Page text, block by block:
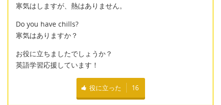
寒気はしますが、熱はありません。
Do you have chills?
寒気はありますか？
お役に立ちましたでしょうか？
英語学習応援しています！
役に立った 16